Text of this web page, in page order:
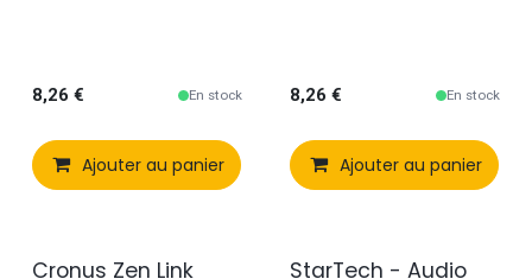
8,26 € En stock
Ajouter au panier Comparer Ajouter à
8,26 € En stock
Ajouter au panier
Cronus Zen Link
StarTech - Audio